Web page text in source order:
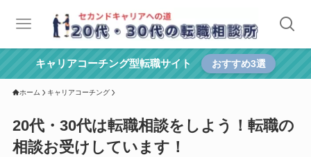
キャリアコーチング型転職サイト おすすめ3選
ホーム キャリアコーチング
20代・30代は転職相談をしよう！転職の
相談お受けしています！